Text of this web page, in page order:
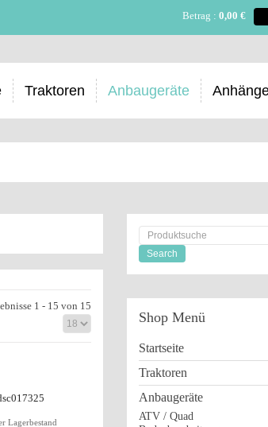
Betrag : 0,00 €
Traktoren Anbaugeräte
1 - 15 von 15
Lagerbestand
Shop Menü
Startseite
Traktoren
Anbaugeräte
ATV / Quad